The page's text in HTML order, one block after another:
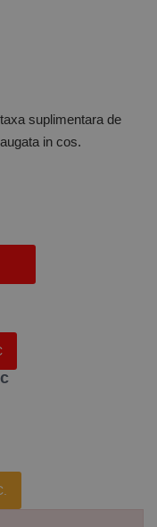
suplimentara de
in cos.